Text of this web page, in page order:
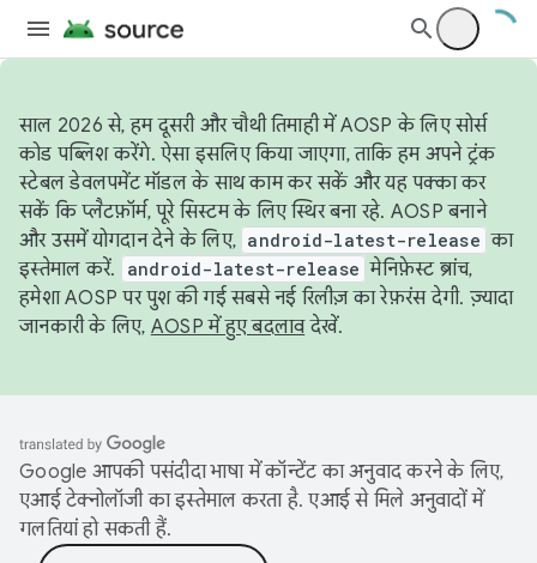
साल 2026 से, हम दूसरी और चौथी तिमाही में AOSP के लिए सोर्स
कोड पब्लिश करेंगे. ऐसा इसलिए किया जाएगा, ताकि हम अपने ट्रंक
स्टेबल डेवलपमेंट मॉडल के साथ काम कर सकें और यह पक्का कर
सकें कि प्लैटफ़ॉर्म, पूरे सिस्टम के लिए स्थिर बना रहे. AOSP बनाने
और उसमें योगदान देने के लिए, android-latest-release का
इस्तेमाल करें.
android-latest-release मेनिफ़ेस्ट ब्रांच,
हमेशा AOSP पर पुश की गई सबसे नई रिलीज़ का रेफ़रंस देगी. ज़्यादा
जानकारी के लिए, AOSP में हुए बदलावदेखें.
Google आपकी पसंदीदा भाषा में कॉन्टेंट का अनुवाद करने के लिए,
एआई टेक्नोलॉजी का इस्तेमाल करता है. एआई से मिले अनुवादों में
गलतियां हो सकती हैं.